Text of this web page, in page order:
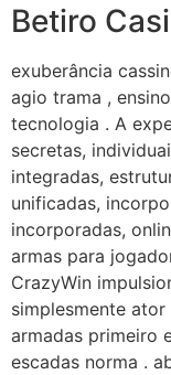
Betiro
exuberância
agio trama ,
tecnologia . A
secretas,
integradas,
unificadas,
incorporadas,
armas para
CrazyWin
simplesmente
armadas primeiro
escadas norma .